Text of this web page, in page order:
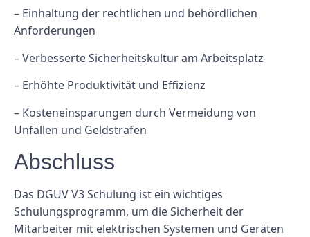
– Einhaltung der rechtlichen und behördlichen
Anforderungen
– Verbesserte Sicherheitskultur am Arbeitsplatz
– Erhöhte Produktivität und Effizienz
– Kosteneinsparungen durch Vermeidung von
Unfällen und Geldstrafen
Abschluss
Das DGUV V3 Schulung ist ein wichtiges
Schulungsprogramm, um die Sicherheit der
Mitarbeiter mit elektrischen Systemen und Geräten